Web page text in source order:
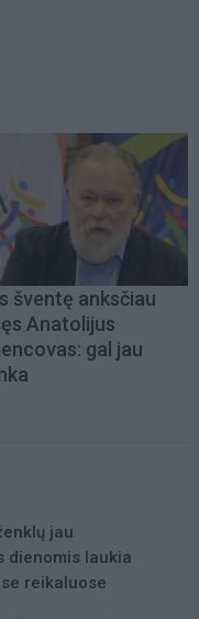
šventę anksčiau
Anatolijus
gal jau
jau
dienomis laukia
reikaluose